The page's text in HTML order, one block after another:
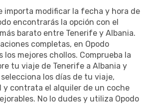
importa modificar la fecha y hora de
encontrarás la opción con el
barato entre Tenerife y Albania.
completas, en Opodo
los mejores chollos. Comprueba la
tu viaje de Tenerife a Albania y
los días de tu viaje,
y contrata el alquiler de un coche
No lo dudes y utiliza Opodo